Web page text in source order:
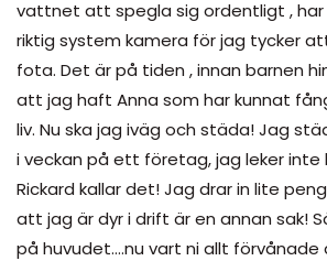
vattnet att spegla sig ordentligt ,
riktig system kamera för jag tycker
fota. Det är på tiden , innan barnen
att jag haft Anna som har kunnat
liv. Nu ska jag iväg och städa! Jag
i veckan på ett företag, jag leker
Rickard kallar det! Jag drar in lite
att jag är dyr i drift är en annan sak!
på huvudet….nu vart ni allt förvånade